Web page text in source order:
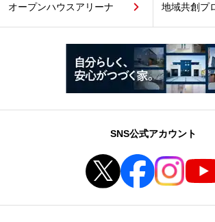
オープンハウスアリーナ 地域共創プ
SNS公式アカウント